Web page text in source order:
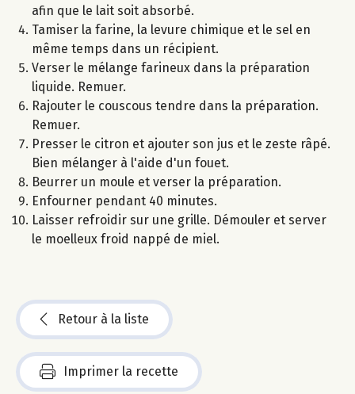
afin que le lait soit absorbé.
Tamiser la farine, la levure chimique et le sel en
même temps dans un récipient.
Verser le mélange farineux dans la préparation
liquide. Remuer.
Rajouter le couscous tendre dans la préparation.
Remuer.
Presser le citron et ajouter son jus et le zeste râpé.
Bien mélanger à l'aide d'un fouet.
Beurrer un moule et verser la préparation.
Enfourner pendant 40 minutes.
Laisser refroidir sur une grille. Démouler et server
le moelleux froid nappé de miel.
Retour à la liste
Imprimer la recette